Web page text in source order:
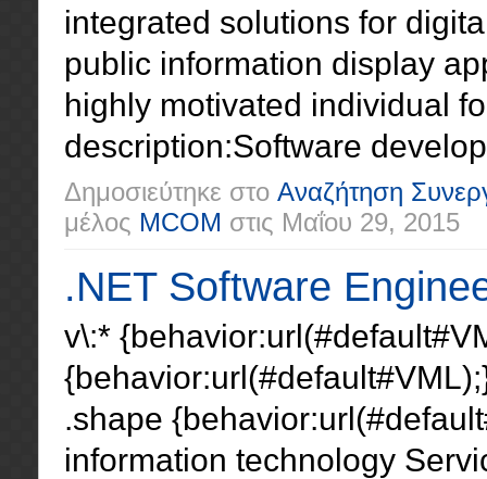
integrated solutions for
public information display
highly motivated individual
description:Software
Δημοσιεύτηκε στο Αναζήτηση
μέλος MCOM στις Μαΐου 29, 2015
.NET Software
v\:*
.shape
information technology